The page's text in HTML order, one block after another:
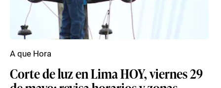
Corte de luz en Lima HOY, viernes 29
A que Hora